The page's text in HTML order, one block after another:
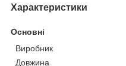
Характеристики
Основні
Виробник
Довжина